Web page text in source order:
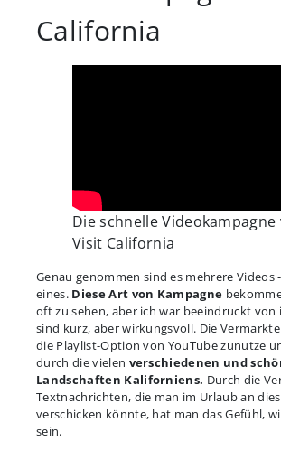
California
Die schnelle Videokampagne
Visit California
Genau genommen sind es mehrere Videos
eines. Diese Art von Kampagne
oft zu sehen, aber ich war beeindruckt von
sind kurz, aber wirkungsvoll. Die
die Playlist-Option von YouTube zunutze
durch die vielen verschiedenen und
Landschaften Kaliforniens. Durch die
Textnachrichten, die man im Urlaub an
verschicken könnte, hat man das Gefühl,
sein.